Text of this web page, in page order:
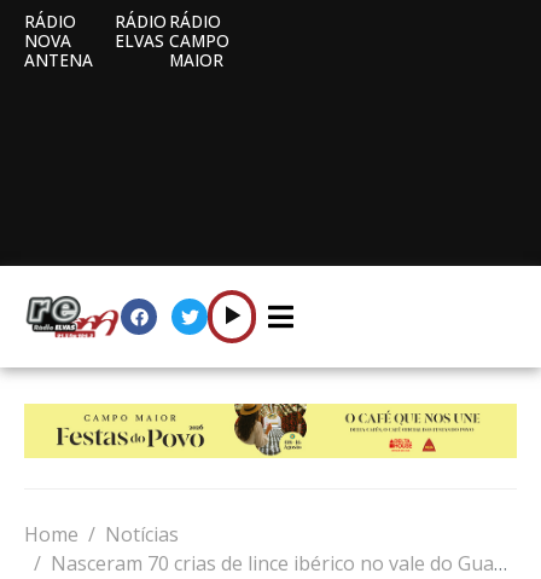
RÁDIO
NOVA
ANTENA
RÁDIO
ELVAS
RÁDIO
CAMPO
MAIOR
Home
Notícias
Nasceram 70 crias de lince ibérico no vale do Guadiana